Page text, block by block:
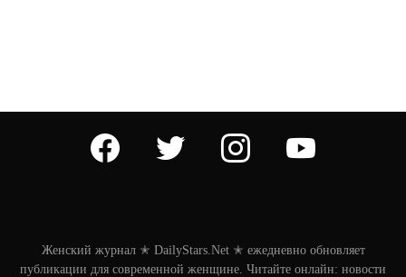
facebook twitter instagram
Женский журнал ✭ DailyStars.Net ✭ ежедневно обновляет
публикации для современной женщине. Читайте онлайн: новости